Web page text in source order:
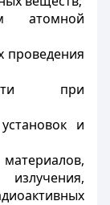
атомной
проведения
при
и